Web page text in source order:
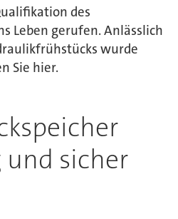
des
Leben gerufen. Anlässlich
wurde
Sie hier.
sicher